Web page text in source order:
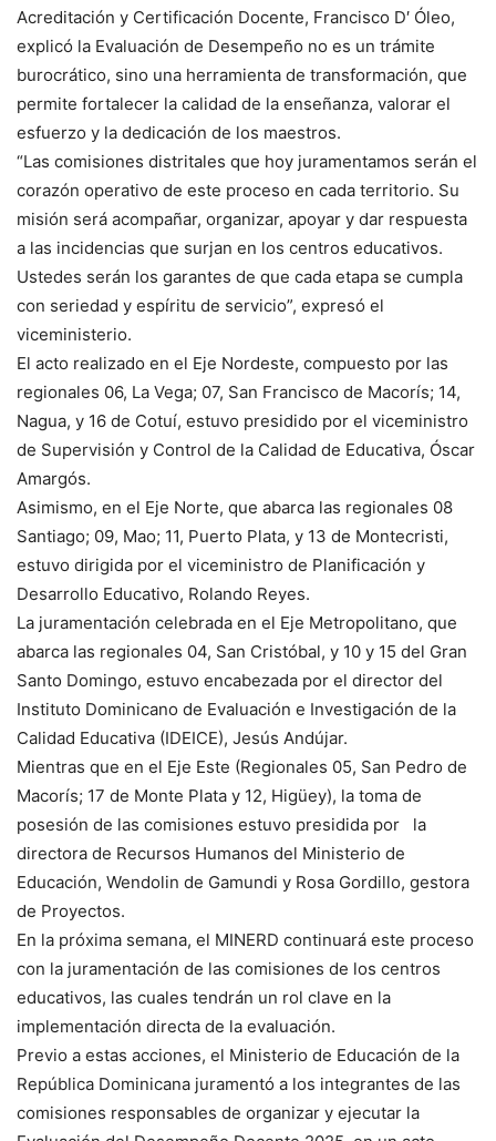
Acreditación y Certificación Docente, Francisco D′ Óleo,
explicó la Evaluación de Desempeño no es un trámite
burocrático, sino una herramienta de transformación, que
permite fortalecer la calidad de la enseñanza, valorar el
esfuerzo y la dedicación de los maestros.
“Las comisiones distritales que hoy juramentamos serán el
corazón operativo de este proceso en cada territorio. Su
misión será acompañar, organizar, apoyar y dar respuesta
a las incidencias que surjan en los centros educativos.
Ustedes serán los garantes de que cada etapa se cumpla
con seriedad y espíritu de servicio”, expresó el
viceministerio.
El acto realizado en el Eje Nordeste, compuesto por las
regionales 06, La Vega; 07, San Francisco de Macorís; 14,
Nagua, y 16 de Cotuí, estuvo presidido por el viceministro
de Supervisión y Control de la Calidad de Educativa, Óscar
Amargós.
Asimismo, en el Eje Norte, que abarca las regionales 08
Santiago; 09, Mao; 11, Puerto Plata, y 13 de Montecristi,
estuvo dirigida por el viceministro de Planificación y
Desarrollo Educativo, Rolando Reyes.
La juramentación celebrada en el Eje Metropolitano, que
abarca las regionales 04, San Cristóbal, y 10 y 15 del Gran
Santo Domingo, estuvo encabezada por el director del
Instituto Dominicano de Evaluación e Investigación de la
Calidad Educativa (IDEICE), Jesús Andújar.
Mientras que en el Eje Este (Regionales 05, San Pedro de
Macorís; 17 de Monte Plata y 12, Higüey), la toma de
posesión de las comisiones estuvo presidida por la
directora de Recursos Humanos del Ministerio de
Educación, Wendolin de Gamundi y Rosa Gordillo, gestora
de Proyectos.
En la próxima semana, el MINERD continuará este proceso
con la juramentación de las comisiones de los centros
educativos, las cuales tendrán un rol clave en la
implementación directa de la evaluación.
Previo a estas acciones, el Ministerio de Educación de la
República Dominicana juramentó a los integrantes de las
comisiones responsables de organizar y ejecutar la